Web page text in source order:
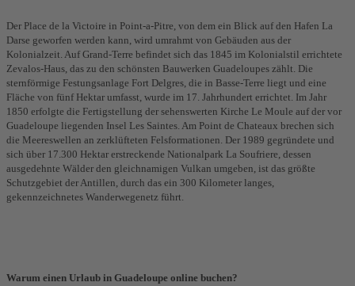
Der Place de la Victoire in Point-a-Pitre, von dem ein Blick auf den Hafen La
Darse geworfen werden kann, wird umrahmt von Gebäuden aus der
Kolonialzeit. Auf Grand-Terre befindet sich das 1845 im Kolonialstil errichtete
Zevalos-Haus, das zu den schönsten Bauwerken Guadeloupes zählt. Die
sternförmige Festungsanlage Fort Delgres, die in Basse-Terre liegt und eine
Fläche von fünf Hektar umfasst, wurde im 17. Jahrhundert errichtet. Im Jahr
1850 erfolgte die Fertigstellung der sehenswerten Kirche Le Moule auf der vor
Guadeloupe liegenden Insel Les Saintes. Am Point de Chateaux brechen sich
die Meereswellen an zerklüfteten Felsformationen. Der 1989 gegründete und
sich über 17.300 Hektar erstreckende Nationalpark La Soufriere, dessen
ausgedehnte Wälder den gleichnamigen Vulkan umgeben, ist das größte
Schutzgebiet der Antillen, durch das ein 300 Kilometer langes,
gekennzeichnetes Wanderwegenetz führt.
Warum einen Urlaub in Guadeloupe online buchen?